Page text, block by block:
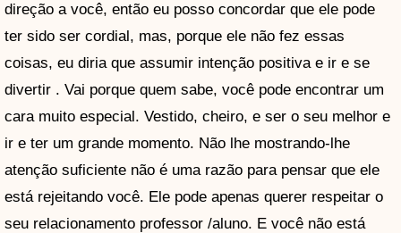
direção a você, então eu posso concordar que ele pode
ter sido ser cordial, mas, porque ele não fez essas
coisas, eu diria que assumir intenção positiva e ir e se
divertir . Vai porque quem sabe, você pode encontrar um
cara muito especial. Vestido, cheiro, e ser o seu melhor e
ir e ter um grande momento. Não lhe mostrando-lhe
atenção suficiente não é uma razão para pensar que ele
está rejeitando você. Ele pode apenas querer respeitar o
seu relacionamento professor /aluno. E você não está